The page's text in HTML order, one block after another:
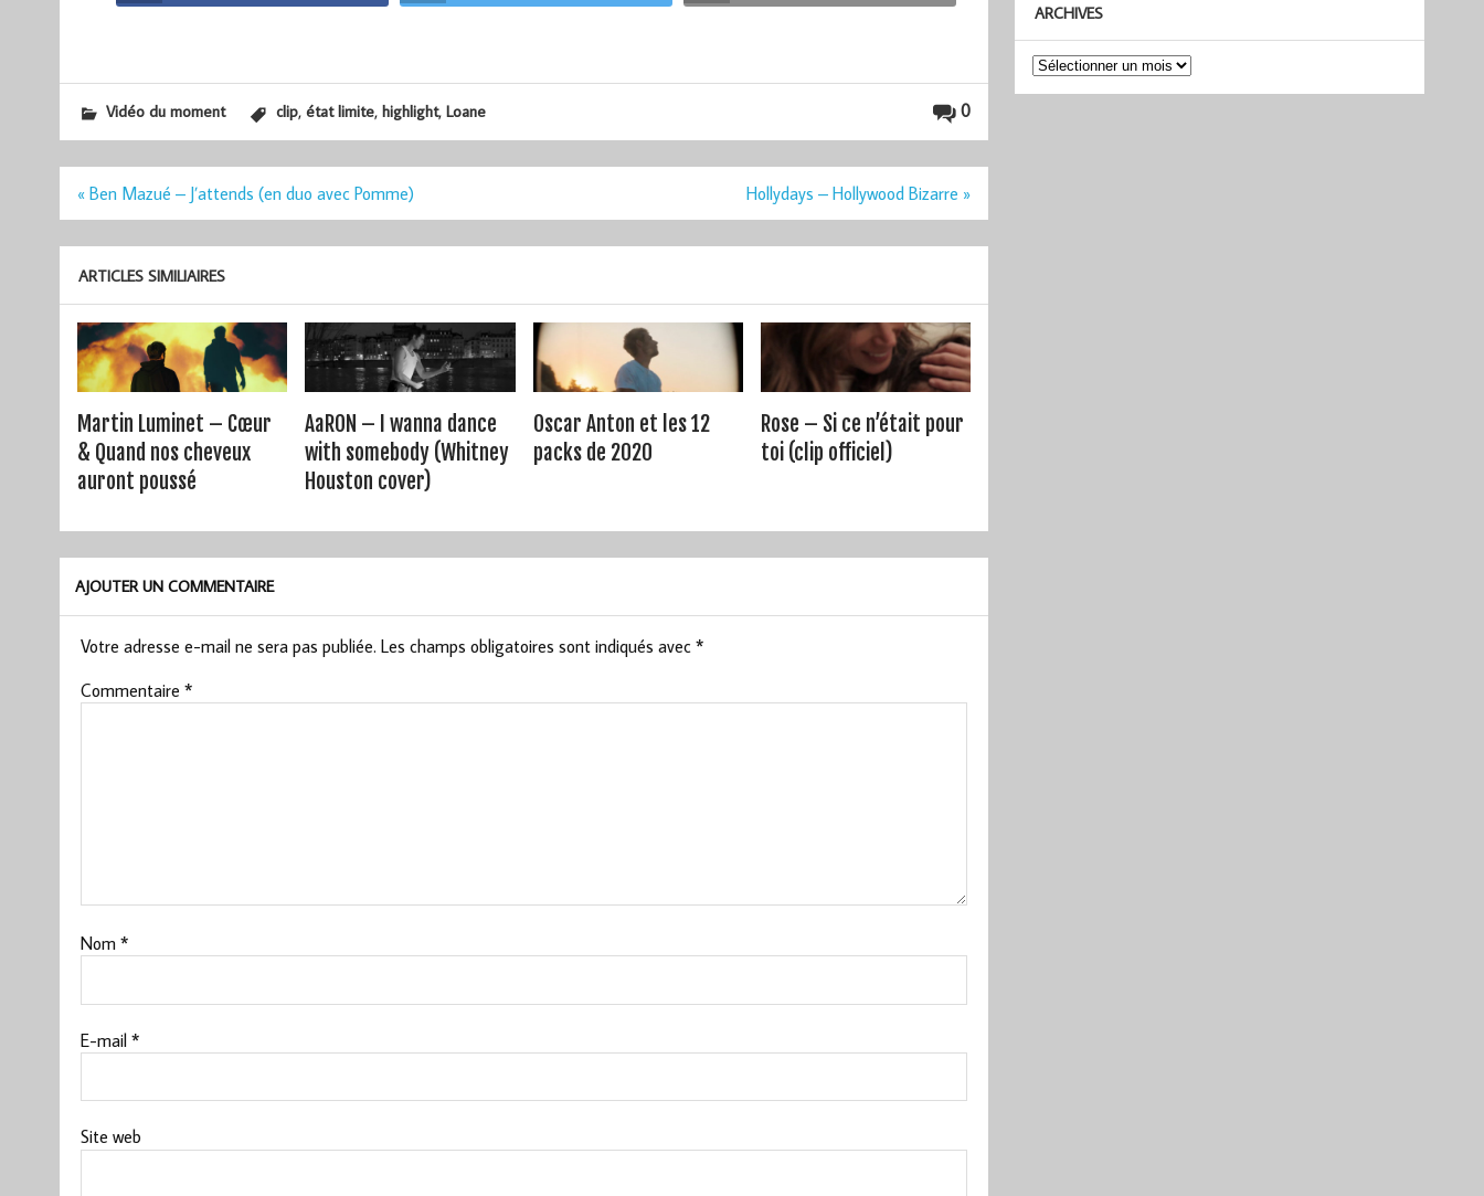
0
Vidéo du moment clip, état limite, highlight, Loane
Navigation
« Ben Mazué – J’attends (en duo avec Pomme) Hollydays – Hollywood Bizarre »
ARTICLES SIMILIAIRES
Martin Luminet – Cœur
& Quand nos cheveux
auront poussé
AaRON – I wanna dance
with somebody (Whitney
Houston cover)
Oscar Anton et les 12
packs de 2020
Rose – Si ce n’était pour
toi (clip officiel)
AJOUTER UN COMMENTAIRE
Votre adresse e-mail ne sera pas publiée. Les champs obligatoires sont indiqués avec *
Commentaire *
Nom *
E-mail *
Site web
ARCHIVES
Archives